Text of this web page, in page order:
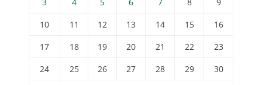
10
11 12 13 14 15
16
17
18 19 20 21 22
23
24
25 26 27 28 29
30